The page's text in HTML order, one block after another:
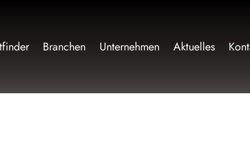
Branchen Unternehmen Aktuelles